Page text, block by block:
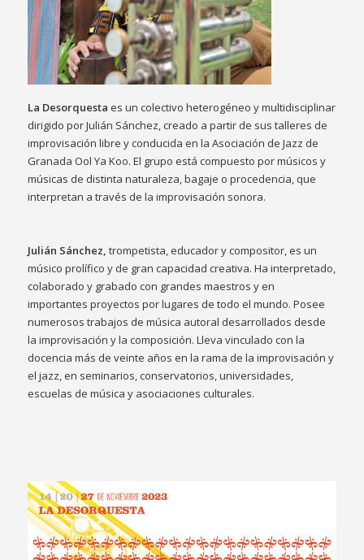
La Desorquesta es un colectivo heterogéneo y multidisciplinar
dirigido por Julián Sánchez, creado a partir de sus talleres de
improvisación libre y conducida en la Asociación de Jazz de
Granada Ool Ya Koo. El grupo está compuesto por músicos y
músicas de distinta naturaleza, bagaje o procedencia, que
interpretan a través de la improvisación sonora.
Julián Sánchez, trompetista, educador y compositor, es un
músico prolífico y de gran capacidad creativa. Ha interpretado,
colaborado y grabado con grandes maestros y en
importantes proyectos por lugares de todo el mundo. Posee
numerosos trabajos de música autoral desarrollados desde
la improvisación y la composición. Lleva vinculado con la
docencia más de veinte años en la rama de la improvisación y
el jazz, en seminarios, conservatorios, universidades,
escuelas de música y asociaciones culturales.